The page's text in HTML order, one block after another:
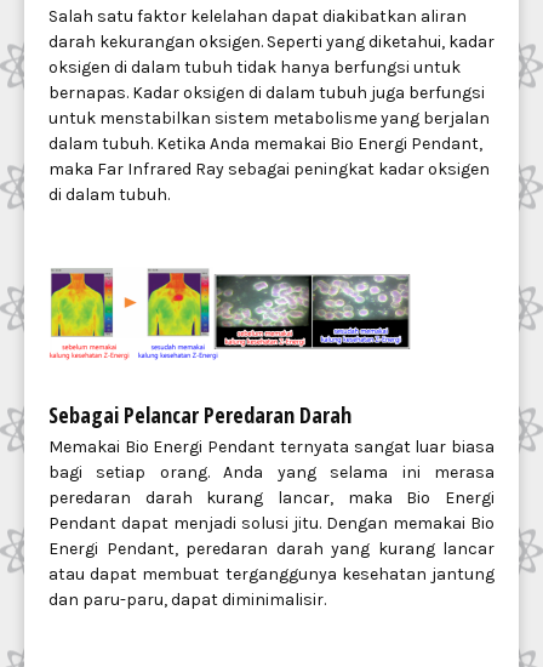
Salah satu faktor kelelahan dapat diakibatkan aliran
darah kekurangan oksigen. Seperti yang diketahui, kadar
oksigen di dalam tubuh tidak hanya berfungsi untuk
bernapas. Kadar oksigen di dalam tubuh juga berfungsi
untuk menstabilkan sistem metabolisme yang berjalan
dalam tubuh. Ketika Anda memakai Bio Energi Pendant,
maka Far Infrared Ray sebagai peningkat kadar oksigen
di dalam tubuh.
Sebagai Pelancar Peredaran Darah
Memakai Bio Energi Pendant ternyata sangat luar biasa
bagi setiap orang. Anda yang selama ini merasa
peredaran darah kurang lancar, maka Bio Energi
Pendant dapat menjadi solusi jitu. Dengan memakai Bio
Energi Pendant, peredaran darah yang kurang lancar
atau dapat membuat terganggunya kesehatan jantung
dan paru-paru, dapat diminimalisir.